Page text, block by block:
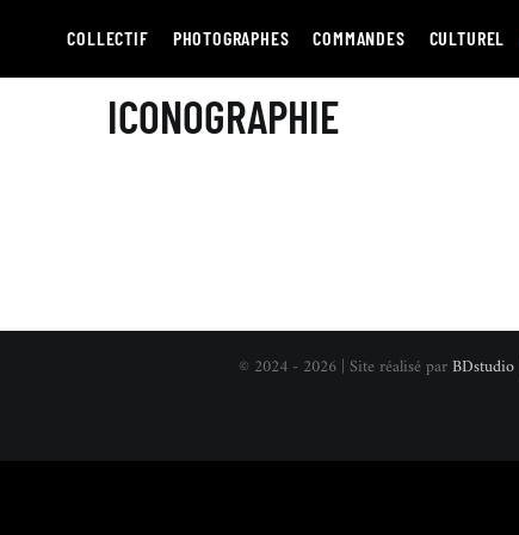
contenu
COLLECTIF PHOTOGRAPHES COMMANDES CULTUREL
ICONOGRAPHIE
© 2024 - 2026 | Site réalisé parBDstudio